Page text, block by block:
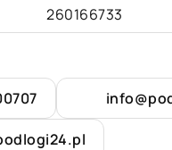
260166733